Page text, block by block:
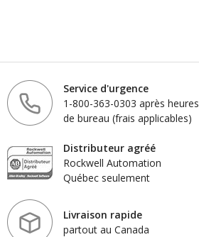
Service d'urgence
1-800-363-0303 après heures
de bureau (frais applicables)
Distributeur agréé
Rockwell Automation
Québec seulement
Livraison rapide
partout au Canada